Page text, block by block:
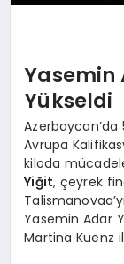
Yasemin
Yükseldi
Avrupa
kiloda
Yiğit, çeyrek
Yasemin Adar
Martina Kuenz